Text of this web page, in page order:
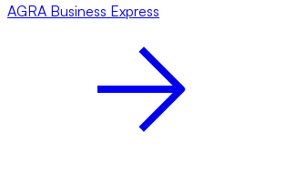
AGRA Business Express